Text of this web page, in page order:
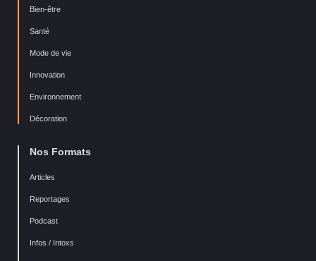
Bien-être
Santé
Mode de vie
Innovation
Environnement
Décoration
Nos Formats
Articles
Reportages
Podcast
Infos / Intoxs